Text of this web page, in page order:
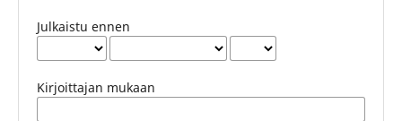
Julkaistu ennen
Kirjoittajan mukaan